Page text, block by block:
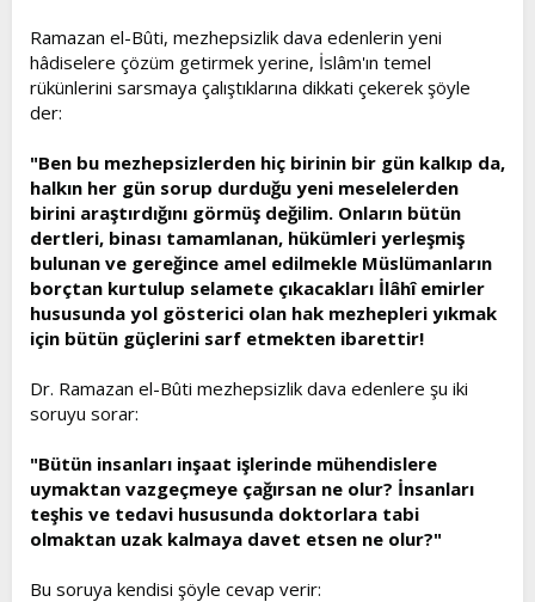
Ramazan el-Bûti, mezhepsizlik dava edenlerin yeni
hâdiselere çözüm getirmek yerine, İslâm'ın temel
rükünlerini sarsmaya çalıştıklarına dikkati çekerek şöyle
der:
"Ben bu mezhepsizlerden hiç birinin bir gün kalkıp da,
halkın her gün sorup durduğu yeni meselelerden
birini araştırdığını görmüş değilim. Onların bütün
dertleri, binası tamamlanan, hükümleri yerleşmiş
bulunan ve gereğince amel edilmekle Müslümanların
borçtan kurtulup selamete çıkacakları İlâhî emirler
hususunda yol gösterici olan hak mezhepleri yıkmak
için bütün güçlerini sarf etmekten ibarettir!
Dr. Ramazan el-Bûti mezhepsizlik dava edenlere şu iki
soruyu sorar:
"Bütün insanları inşaat işlerinde mühendislere
uymaktan vazgeçmeye çağırsan ne olur? İnsanları
teşhis ve tedavi hususunda doktorlara tabi
olmaktan uzak kalmaya davet etsen ne olur?"
Bu soruya kendisi şöyle cevap verir: